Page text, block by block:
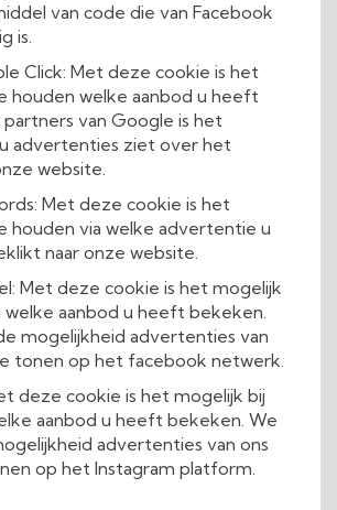
van code die van Facebook
is.
Click: Met deze cookie is het
houden welke aanbod u heeft
van Google is het
advertenties ziet over het
website.
Met deze cookie is het
houden via welke advertentie u
naar onze website.
Met deze cookie is het mogelijk
aanbod u heeft bekeken.
mogelijkheid advertenties van
tonen op het facebook netwerk.
deze cookie is het mogelijk bij
aanbod u heeft bekeken. We
advertenties van ons
op het Instagram platform.